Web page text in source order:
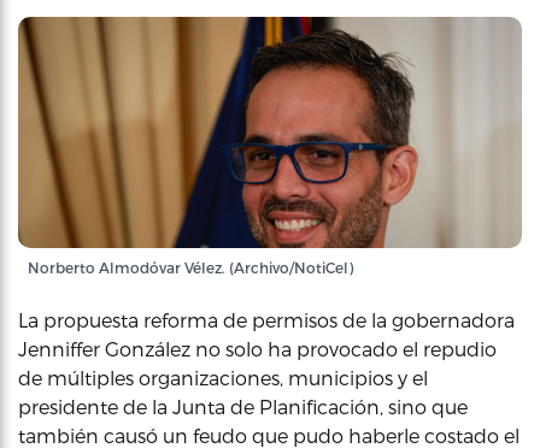
Norberto Almodóvar Vélez. (Archivo/NotiCel)
La propuesta reforma de permisos de la gobernadora
Jenniffer González no solo ha provocado el repudio
de múltiples organizaciones, municipios y el
presidente de la Junta de Planificación, sino que
también causó un feudo que pudo haberle costado el